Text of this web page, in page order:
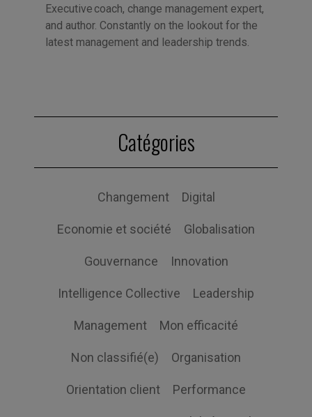
Executive coach, change management expert,
and author. Constantly on the lookout for the
latest management and leadership trends.
Catégories
Changement Digital
Economie et société Globalisation
Gouvernance Innovation
Intelligence Collective Leadership
Management Mon efficacité
Non classifié(e) Organisation
Orientation client Performance